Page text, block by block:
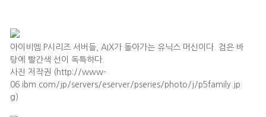
아이비엠 P시리즈 서버들, AIX가 돌아가는 유닉스 머신이다. 검은 바
탕에 빨간색 선이 독특하다.
사진 저작권 (http://www-
06.ibm.com/jp/servers/eserver/pseries/photo/j/p5family.jp
g)